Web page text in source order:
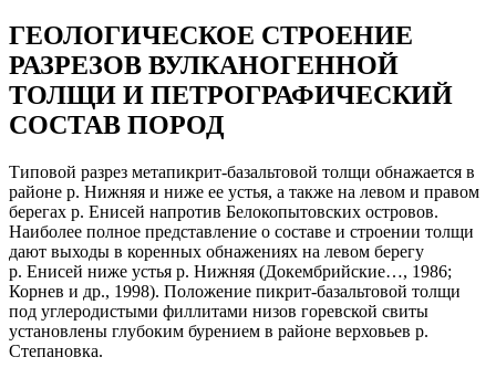
ГЕОЛОГИЧЕСКОЕ СТРОЕНИЕ
РАЗРЕЗОВ ВУЛКАНОГЕННОЙ
ТОЛЩИ И ПЕТРОГРАФИЧЕСКИЙ
СОСТАВ ПОРОД
Типовой разрез метапикрит-базальтовой толщи обнажается в
районе р. Нижняя и ниже ее устья, а также на левом и правом
берегах р. Енисей напротив Белокопытовских островов.
Наиболее полное представление о составе и строении толщи
дают выходы в коренных обнажениях на левом берегу
р. Енисей ниже устья р. Нижняя (Докембрийские…, 1986;
Корнев и др., 1998). Положение пикрит-базальтовой толщи
под углеродистыми филлитами низов горевской свиты
установлены глубоким бурением в районе верховьев р.
Степановка.